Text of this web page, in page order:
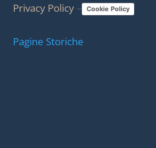
Privacy Policy – Cookie Policy
Pagine Storiche